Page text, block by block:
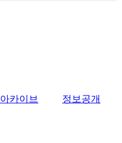
아카이브 정보공개